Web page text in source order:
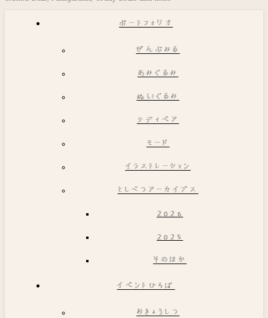
ポートフォリオ
ぜんぶみる
あみぐるみ
ぬいぐるみ
テディベア
モード
イラストレーション
としべつアーカイブス
2026
2025
そのほか
イベントひろば
おきょうしつ